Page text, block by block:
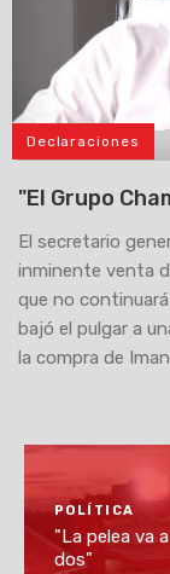
Declaraciones
"El Grupo
El secretario
inminente venta
que no
bajó el pulgar a
la compra de
POLÍTICA
"La pelea va
dos"